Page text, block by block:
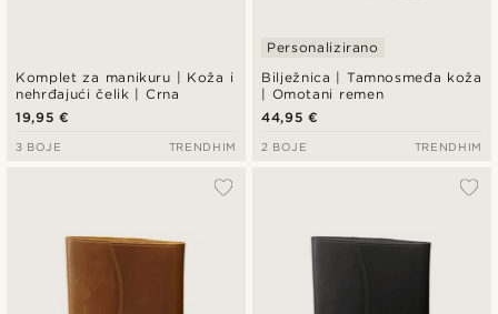
Komplet za manikuru | Koža i
nehrđajući čelik | Crna
19,95 €
3 BOJE TRENDHIM
Bilježnica | Tamnosmeđa koža
| Omotani remen
Personalizirano
44,95 €
2 BOJE TRENDHIM